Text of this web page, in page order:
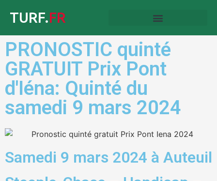
TURF.FR
PRONOSTIC quinté
GRATUIT Prix Pont
d'Iéna: Quinté du
samedi 9 mars 2024
Samedi 9 mars 2024 à Auteuil